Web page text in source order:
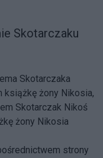
Skotarczaku
Skotarczaka
książkę żony Nikosia,
Skotarczak Nikoś
żony Nikosia
strony